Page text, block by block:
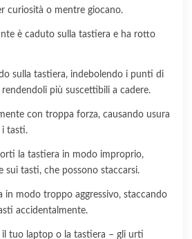
curiosità o mentre giocano.
è caduto sulla tastiera e ha rotto
sulla tastiera, indebolendo i punti di
più suscettibili a cadere.
con troppa forza, causando usura
i tasti.
la tastiera in modo improprio,
sui tasti, che possono staccarsi.
in modo troppo aggressivo, staccando
accidentalmente.
il tuo laptop o la tastiera – gli urti